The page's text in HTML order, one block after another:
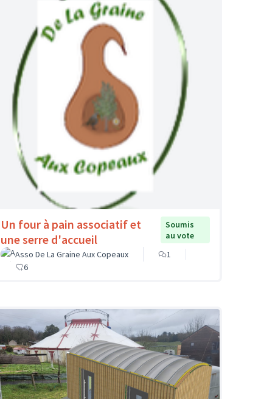
Un four à pain associatif et
une serre d'accueil
Soumis
au vote
Asso De La Graine Aux Copeaux
1
6